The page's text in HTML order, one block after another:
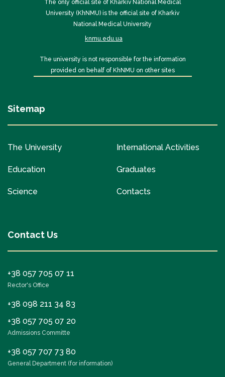
The only official site of Kharkiv National Medical
University (KhNMU) is the official site of Kharkiv
National Medical University
knmu.edu.ua
The university is not responsible for the information
provided on behalf of KhNMU on other sites
Sitemap
The University
Education
Science
International Activities
Graduates
Contacts
Contact Us
+38 057 705 07 11
Rector's Office
+38 098 211 34 83
+38 057 705 07 20
Admissions Committe
+38 057 707 73 80
General Department (for information)